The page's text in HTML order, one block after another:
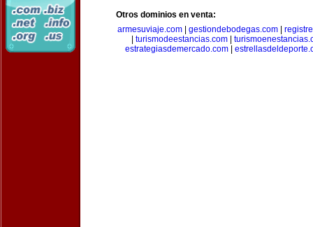
Otros dominios en venta:
armesuviaje.com| gestiondebodegas.com|
turismodeestancias.com
estrategiasdemercado.com|